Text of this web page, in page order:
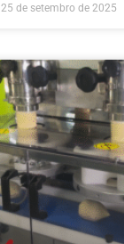
25 de setembro de 2025